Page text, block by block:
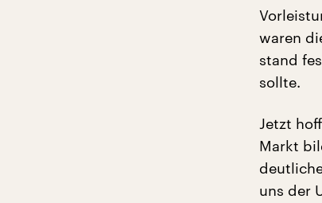
waren
stand
sollte.
Jetzt
Markt
uns der